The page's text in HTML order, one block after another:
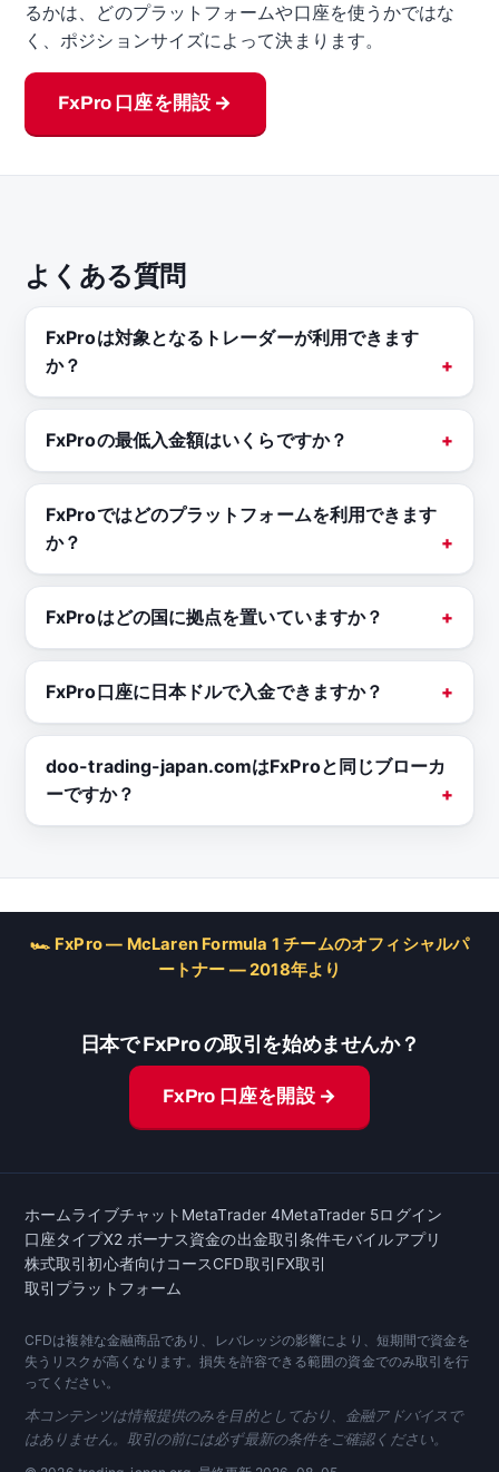
るかは、どのプラットフォームや口座を使うかではな
く、ポジションサイズによって決まります。
FxPro 口座を開設 →
よくある質問
FxProは対象となるトレーダーが利用できます
か？
FxProの最低入金額はいくらですか？
FxProではどのプラットフォームを利用できます
か？
FxProはどの国に拠点を置いていますか？
FxPro口座に日本ドルで入金できますか？
doo-trading-japan.comはFxProと同じブローカ
ーですか？
🏎 FxPro — McLaren Formula 1 チームのオフィシャルパ
ートナー — 2018年より
日本で FxPro の取引を始めませんか？
FxPro 口座を開設 →
ホームライブチャット MetaTrader 4MetaTrader 5ログイン
口座タイプX2 ボーナス資金の出金取引条件モバイルアプリ
株式取引初心者向けコースCFD取引 FX取引
取引プラットフォーム
CFDは複雑な金融商品であり、レバレッジの影響により、短期間で資金を
失うリスクが高くなります。損失を許容できる範囲の資金でのみ取引を行
ってください。
本コンテンツは情報提供のみを目的としており、金融アドバイスで
はありません。取引の前には必ず最新の条件をご確認ください。